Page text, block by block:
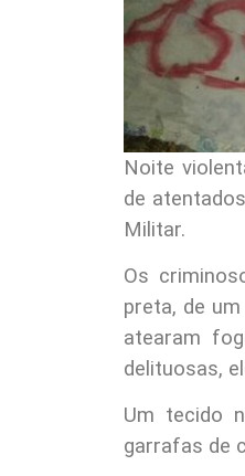
Noite
de
Militar.
Os
preta, de
atearam
delituosas,
Um tecido
garrafas de